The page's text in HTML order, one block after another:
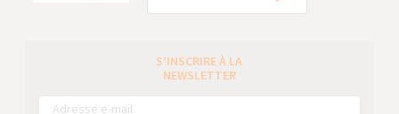
S’INSCRIRE À LA
NEWSLETTER